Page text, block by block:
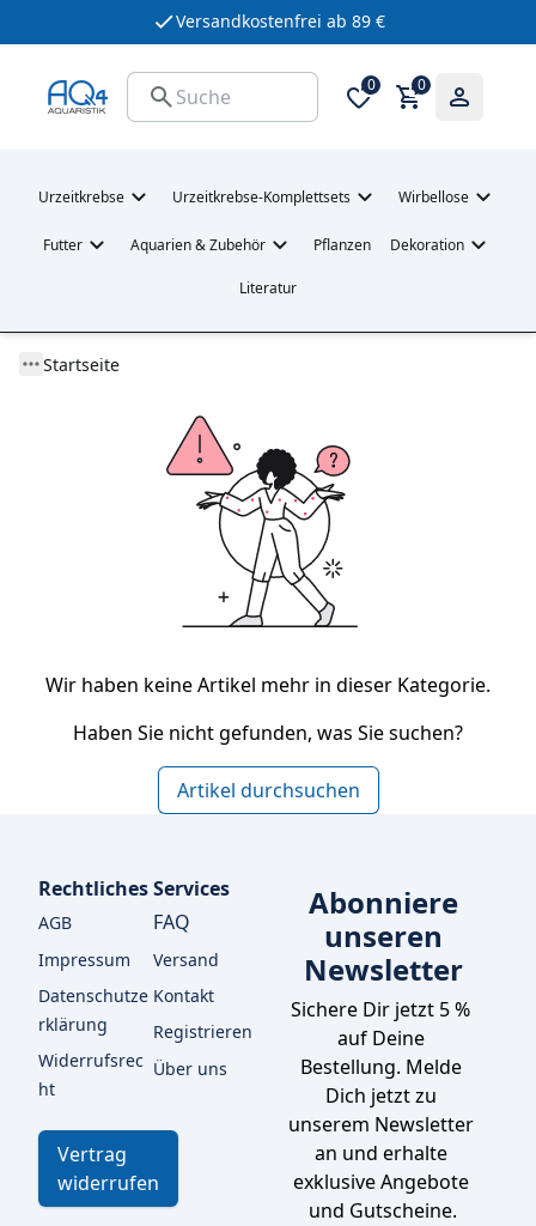
Versandkostenfrei ab 89 €
0 0
Urzeitkrebse Urzeitkrebse-Komplettsets Wirbellose
Futter Aquarien & Zubehör Pflanzen Dekoration
Literatur
Startseite
Wir haben keine Artikel mehr in dieser Kategorie.
Haben Sie nicht gefunden, was Sie suchen?
Artikel durchsuchen
Rechtliches
AGB
Impressum
Datenschutze
rklärung
Widerrufsrec
ht
Vertrag
widerrufen
Services
FAQ
Versand
Kontakt
Registrieren
Über uns
Abonniere
unseren
Newsletter
Sichere Dir jetzt 5 %
auf Deine
Bestellung. Melde
Dich jetzt zu
unserem Newsletter
an und erhalte
exklusive Angebote
und Gutscheine.